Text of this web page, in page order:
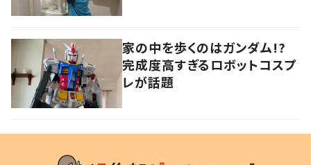
家の中を歩くのはガンダム!?
完成度高すぎるロボットコスプ
レが話題